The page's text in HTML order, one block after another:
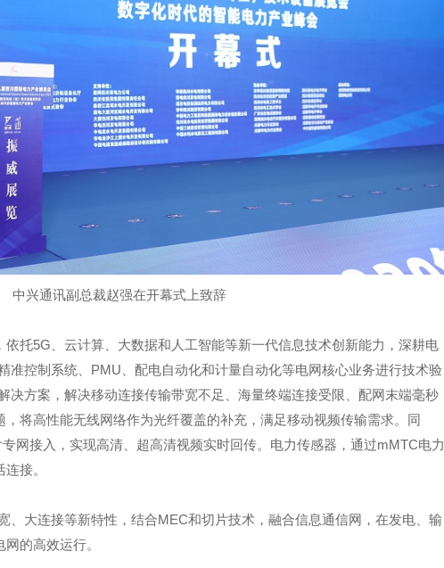
中兴通讯副总裁赵强在开幕式上致辞
托5G、云计算、大数据和人工智能等新一代信息技术创新能力，深耕电
准控制系统、PMU、配电自动化和计量自动化等电网核心业务进行技术验
决方案，解决移动连接传输带宽不足、海量终端连接受限、配网末端毫秒
将高性能无线网络作为光纤覆盖的补充，满足移动视频传输需求。同
网接入，实现高清、超高清视频实时回传。电力传感器，通过mMTC电力
接。
、大连接等新特性，结合MEC和切片技术，融合信息通信网，在发电、输
的高效运行。